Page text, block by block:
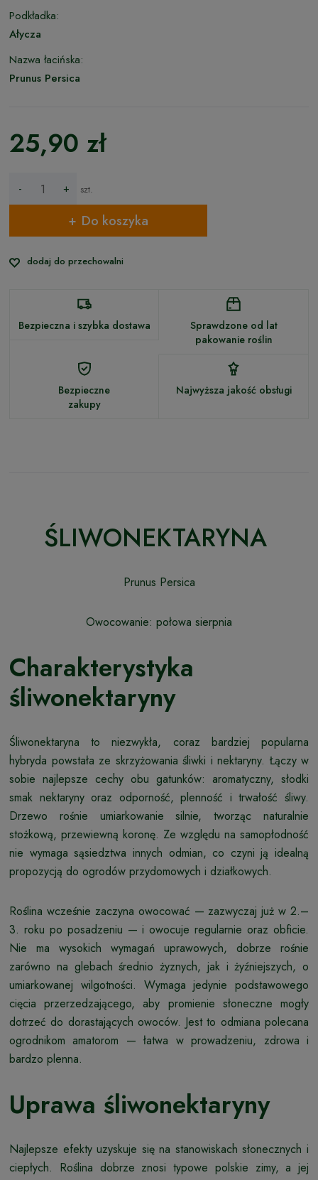
Podkładka:
Ałycza
Nazwa łacińska:
Prunus Persica
25,90 zł
- + szt.
Do koszyka
dodaj do przechowalni
Bezpieczna i szybka dostawa
Sprawdzone od lat
pakowanie roślin
Bezpieczne
zakupy
Najwyższa jakość obsługi
ŚLIWONEKTARYNA
Prunus Persica
Owocowanie: połowa sierpnia
Charakterystyka
śliwonektaryny
Śliwonektaryna to niezwykła, coraz bardziej popularna
hybryda powstała ze skrzyżowania śliwki i nektaryny. Łączy w
sobie najlepsze cechy obu gatunków: aromatyczny, słodki
smak nektaryny oraz odporność, plenność i trwałość śliwy.
Drzewo rośnie umiarkowanie silnie, tworząc naturalnie
stożkową, przewiewną koronę. Ze względu na samopłodność
nie wymaga sąsiedztwa innych odmian, co czyni ją idealną
propozycją do ogrodów przydomowych i działkowych.
Roślina wcześnie zaczyna owocować — zazwyczaj już w 2.–
3. roku po posadzeniu — i owocuje regularnie oraz obficie.
Nie ma wysokich wymagań uprawowych, dobrze rośnie
zarówno na glebach średnio żyznych, jak i żyźniejszych, o
umiarkowanej wilgotności. Wymaga jedynie podstawowego
cięcia przerzedzającego, aby promienie słoneczne mogły
dotrzeć do dorastających owoców. Jest to odmiana polecana
ogrodnikom amatorom — łatwa w prowadzeniu, zdrowa i
bardzo plenna.
Uprawa śliwonektaryny
Najlepsze efekty uzyskuje się na stanowiskach słonecznych i
ciepłych. Roślina dobrze znosi typowe polskie zimy, a jej